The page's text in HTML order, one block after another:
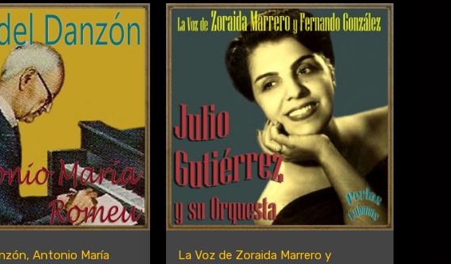
Antonio María
La Voz de Zoraida Marrero y